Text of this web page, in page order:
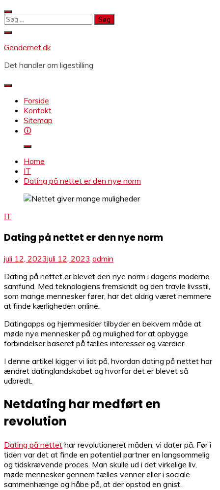
Skip
to
Søg
Gendernet.dk
Det handler om ligestilling
Forside
Kontakt
Sitemap
🛈
Home
IT
Dating på nettet er den nye norm
IT
Dating på nettet er den nye norm
juli 12, 2023juli 12, 2023 admin
Dating på nettet er blevet den nye norm i dagens moderne
samfund. Med teknologiens fremskridt og den travle livsstil,
som mange mennesker fører, har det aldrig været nemmere
at finde kærligheden online.
Datingapps og hjemmesider tilbyder en bekvem måde at
møde nye mennesker på og mulighed for at opbygge
forbindelser baseret på fælles interesser og værdier.
I denne artikel kigger vi lidt på, hvordan dating på nettet har
ændret datinglandskabet og hvorfor det er blevet så
udbredt.
Netdating har medført en
revolution
Dating på nettet har revolutioneret måden, vi dater på. Før i
tiden var det at finde en potentiel partner en langsommelig
og tidskrævende proces. Man skulle ud i det virkelige liv,
møde mennesker gennem fælles venner eller i sociale
sammenhænge og håbe på, at der opstod en gnist.